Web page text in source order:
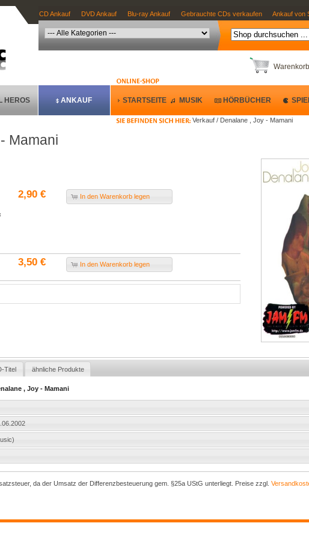
CD Ankauf DVD Ankauf Blu-ray Ankauf Gebrauchte CDs verkaufen Ankauf von
Warenkorb
Verkauf / Denalane , Joy - Mamani
HEROS ANKAUF STARTSEITE MUSIK HÖRBÜCHER
Mamani
2,90 € In den Warenkorb legen
3,50 € In den Warenkorb legen
Titel ähnliche Produkte
, Joy - Mamani
da der Umsatz der Differenzbesteuerung gem. §25a UStG unterliegt. Preise zzgl.